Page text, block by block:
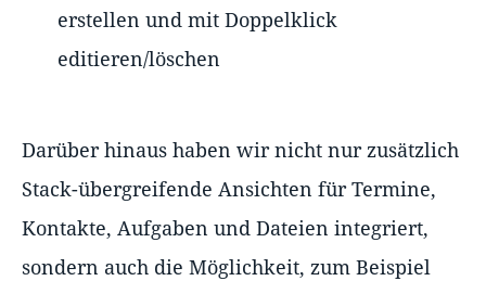
erstellen und mit Doppelklick
editieren/löschen
Darüber hinaus haben wir nicht nur zusätzlich
Stack-übergreifende Ansichten für Termine,
Kontakte, Aufgaben und Dateien integriert,
sondern auch die Möglichkeit, zum Beispiel